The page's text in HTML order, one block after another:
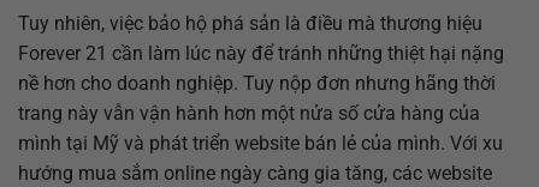
Tuy nhiên, việc bảo hộ phá sản là điều mà thương hiệu
Forever 21 cần làm lúc này để tránh những thiệt hại nặng
nề hơn cho doanh nghiệp. Tuy nộp đơn nhưng hãng thời
trang này vẫn vận hành hơn một nửa số cửa hàng của
mình tại Mỹ và phát triển website bán lẻ của mình. Với xu
hướng mua sắm online ngày càng gia tăng, các website